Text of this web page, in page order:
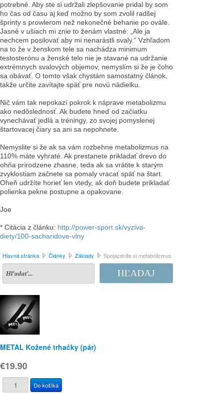
potrebné. Aby ste si udržali zlepšovanie pridal by som
ho čas od času aj keď možno by som zvolil radšej
šprinty s prowlerom než nekonečné behanie po ovále.
Jasné v ušiach mi znie to ženám vlastné: „Ale ja
nechcem posilovať aby mi nenarástli svaly.“ Vzhľadom
na to že v ženskom tele sa nachádza minimum
testosterónu a ženské telo nie je stavané na udržanie
extrémnych svalových objemov, nemyslím si že je čoho
sa obávať. O tomto však chystám samostatný článok,
takže určite zavítajte späť pre novú nádielku.
Nič vám tak nepokazí pokrok k náprave metabolizmu
ako nedôslednosť. Ak budete hneď od začiatku
vynechávať jedlá a tréningy, zo svojej pomyslenej
štartovacej čiary sa ani sa nepohnete.
Nemyslite si že ak sa vám rozbehne metabolizmus na
110% máte vyhraté. Ak prestanete prikladať drevo do
ohňa prirodzene zhasne, teda ak sa vrátite k starým
zvyklostiam začnete sa pomaly vracať späť na štart.
Oheň udržíte horieť len vtedy, ak doň budete prikladať
polienka pekne postupne a opakovane.
Joe
* Citácia z článku: http://power-sport.sk/vyziva-
diety/100-sacharidove-vlny
Hlavná stránka Články Základy Spojazdnite si metabolizmus
HĽADAJ
METAL Kožené trhačky (pár)
€19.90